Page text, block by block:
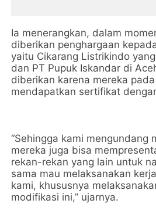
Ia menerangkan, dalam
diberikan penghargaan
yaitu Cikarang Listrikindo
dan PT Pupuk Iskandar di
diberikan karena mereka
mendapatkan sertifikat
“Sehingga kami mengundang
mereka juga bisa
rekan-rekan yang lain untuk
sama mau melaksanakan
kami, khususnya
modifikasi ini,” ujarnya.